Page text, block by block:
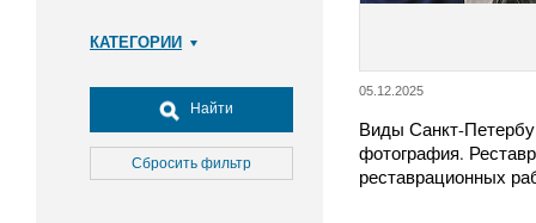
КАТЕГОРИИ
Досуг, туризм и отдых
Культура
Медицина
Найти
Сбросить фильтр
05.12.2025
Виды Санкт-
фотография.
реставрационных